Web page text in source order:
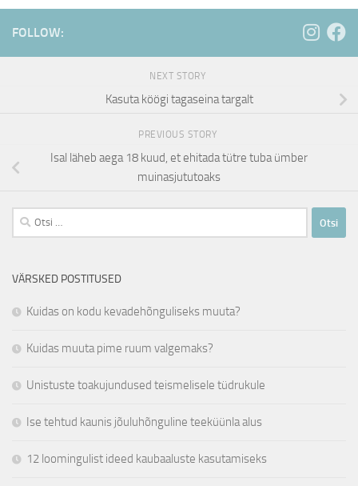
FOLLOW:
NEXT STORY
Kasuta köögi tagaseina targalt
PREVIOUS STORY
Isal läheb aega 18 kuud, et ehitada tütre tuba ümber
muinasjututoaks
Otsi:
VÄRSKED POSTITUSED
Kuidas on kodu kevadehõnguliseks muuta?
Kuidas muuta pime ruum valgemaks?
Unistuste toakujundused teismelisele tüdrukule
Ise tehtud kaunis jõuluhõnguline teeküünla alus
12 loomingulist ideed kaubaaluste kasutamiseks